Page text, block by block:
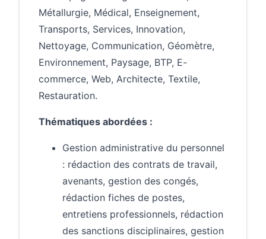
Métallurgie, Médical, Enseignement,
Transports, Services, Innovation,
Nettoyage, Communication, Géomètre,
Environnement, Paysage, BTP, E-
commerce, Web, Architecte, Textile,
Restauration.
Thématiques abordées :
Gestion administrative du personnel
: rédaction des contrats de travail,
avenants, gestion des congés,
rédaction fiches de postes,
entretiens professionnels, rédaction
des sanctions disciplinaires, gestion